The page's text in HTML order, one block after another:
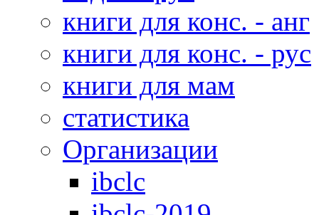
книги для конс. - анг
книги для конс. - рус
книги для мам
статистика
Организации
ibclc